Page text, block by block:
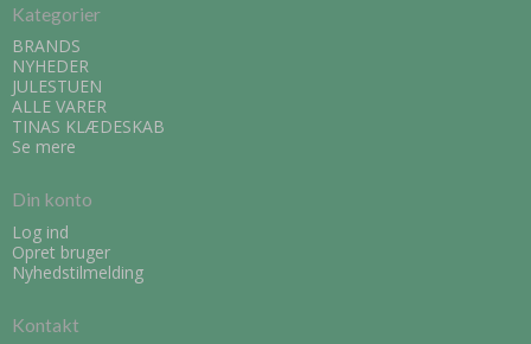
Kategorier
BRANDS
NYHEDER
JULESTUEN
ALLE VARER
TINAS KLÆDESKAB
Se mere
Din konto
Log ind
Opret bruger
Nyhedstilmelding
Kontakt